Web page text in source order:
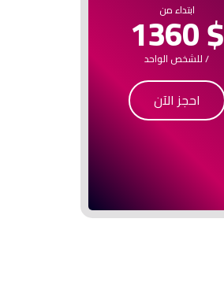
ابتداء من $ 1360/ للشخص الواحد
احجز الآن